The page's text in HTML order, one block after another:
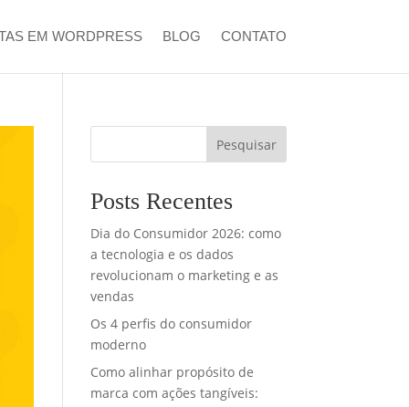
EM WORDPRESS BLOG CONTATO
Pesquisar
Posts Recentes
Dia do Consumidor 2026: como
a tecnologia e os dados
revolucionam o marketing e as
vendas
Os 4 perfis do consumidor
moderno
Como alinhar propósito de
marca com ações tangíveis: